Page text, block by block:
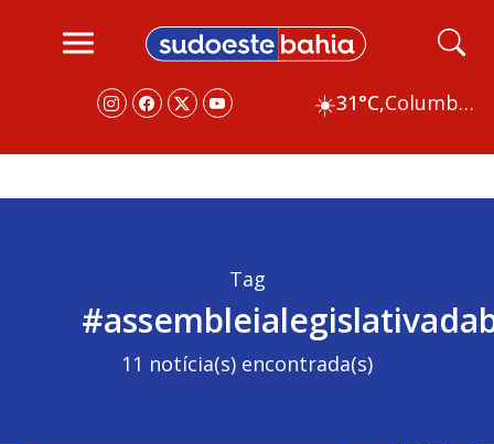
☀️31°C, Columbus
Tag
11 notícia(s) encontrada(s)